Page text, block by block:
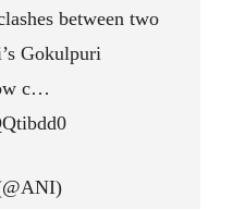
between two
Gokulpuri
c…